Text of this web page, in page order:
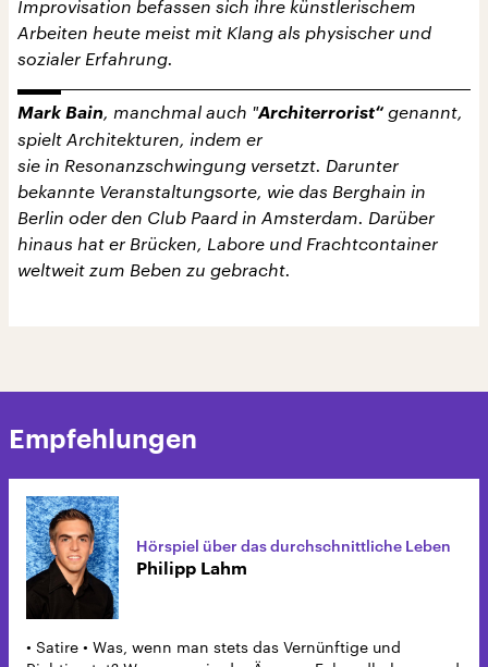
Improvisation befassen sich ihre künstlerischem
Arbeiten heute meist mit Klang als physischer und
sozialer Erfahrung.
Mark Bain, manchmal auch "Architerrorist“ genannt,
spielt Architekturen, indem er
sie in Resonanzschwingung versetzt. Darunter
bekannte Veranstaltungsorte, wie das Berghain in
Berlin oder den Club Paard in Amsterdam. Darüber
hinaus hat er Brücken, Labore und Frachtcontainer
weltweit zum Beben zu gebracht.
Empfehlungen
Hörspiel über das durchschnittliche Leben
Philipp Lahm
• Satire • Was, wenn man stets das Vernünftige und